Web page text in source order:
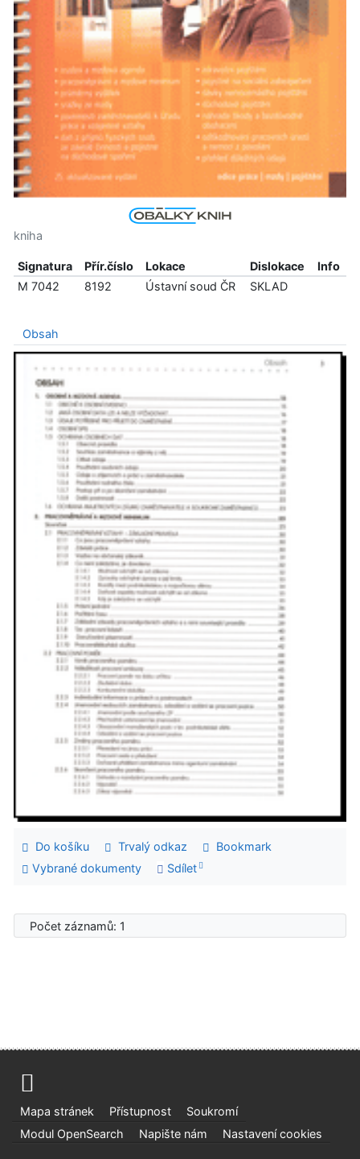
kniha
Signatura Přír.číslo Lokace Dislokace
Info
M 7042
8192 Ústavní soud ČR SKLAD
Obsah
Do košíku Trvalý odkaz
Bookmark
Vybrané dokumenty
Sdílet
Počet záznamů: 1
Mapa stránek Přístupnost
Soukromí
Modul OpenSearch
Napište nám Nastavení cookies